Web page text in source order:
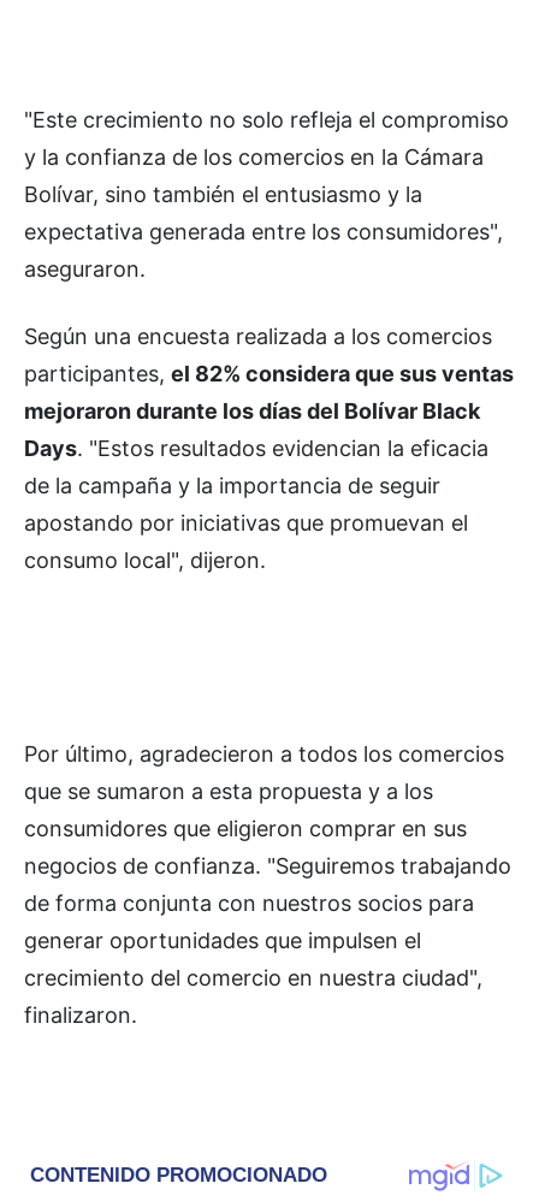
"Este crecimiento no solo refleja el compromiso
y la confianza de los comercios en la Cámara
Bolívar, sino también el entusiasmo y la
expectativa generada entre los consumidores",
aseguraron.
Según una encuesta realizada a los comercios
participantes, el 82% considera que sus ventas
mejoraron durante los días del Bolívar Black
Days. "Estos resultados evidencian la eficacia
de la campaña y la importancia de seguir
apostando por iniciativas que promuevan el
consumo local", dijeron.
Por último, agradecieron a todos los comercios
que se sumaron a esta propuesta y a los
consumidores que eligieron comprar en sus
negocios de confianza. "Seguiremos trabajando
de forma conjunta con nuestros socios para
generar oportunidades que impulsen el
crecimiento del comercio en nuestra ciudad",
finalizaron.